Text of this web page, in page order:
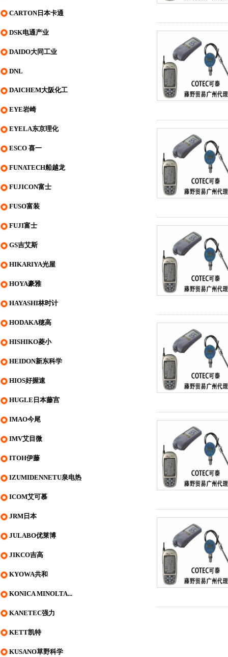
CARTON日本卡通
DSK电通产业
DAIDO大同工业
DNL
DAICHEM大阪化工
EYE岩崎
EYELA东京理化
ESCO 喜一
FUNATECH船越龙
FUJICON富士
FUSO富装
FUJI富士
GS吉艾斯
HIKARIYA光屋
HOYA豪雅
HAYASHI林时计
HODAKA穂高
HISHIKO菱小
HEIDON新东科学
HIOS好握速
HUGLE日本藤宫
IMAO今尾
IMV艾目微
ITOH伊藤
IZUMIDENNETU泉电热
ICOM艾可慕
JRM日本
JULABO优莱博
JIKCO吉高
KYOWA共和
KONICA MINOLTA...
KANETEC强力
KETT凯特
KUSANO草野科学